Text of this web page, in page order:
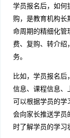
学员报名后，如何
购，是教育机构
命周期的精细化管
费、复购、转介
务。
比如，学员报名
信息、课程信息、
可以根据学员的学
会向家长推送学员
时了解学员的学习